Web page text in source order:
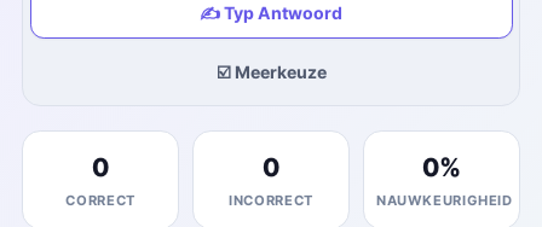
✍️ Typ Antwoord
☑️ Meerkeuze
0
CORRECT
0
INCORRECT
0%
NAUWKEURIGHEID